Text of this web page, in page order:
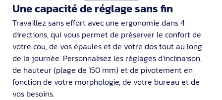
Une capacité de réglage sans fin
Travaillez sans effort avec une ergonomie dans 4
directions, qui vous permet de préserver le confort de
votre cou, de vos épaules et de votre dos tout au long
de la journée. Personnalisez les réglages d'inclinaison,
de hauteur (plage de 150 mm) et de pivotement en
fonction de votre morphologie, de votre bureau et de
vos besoins.